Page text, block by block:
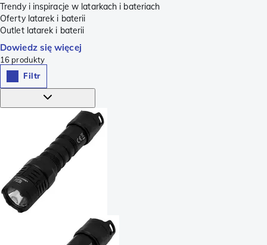
Trendy i inspiracje w latarkach i bateriach
Oferty latarek i baterii
Outlet latarek i baterii
Dowiedz się więcej
16 produkty
Filtr